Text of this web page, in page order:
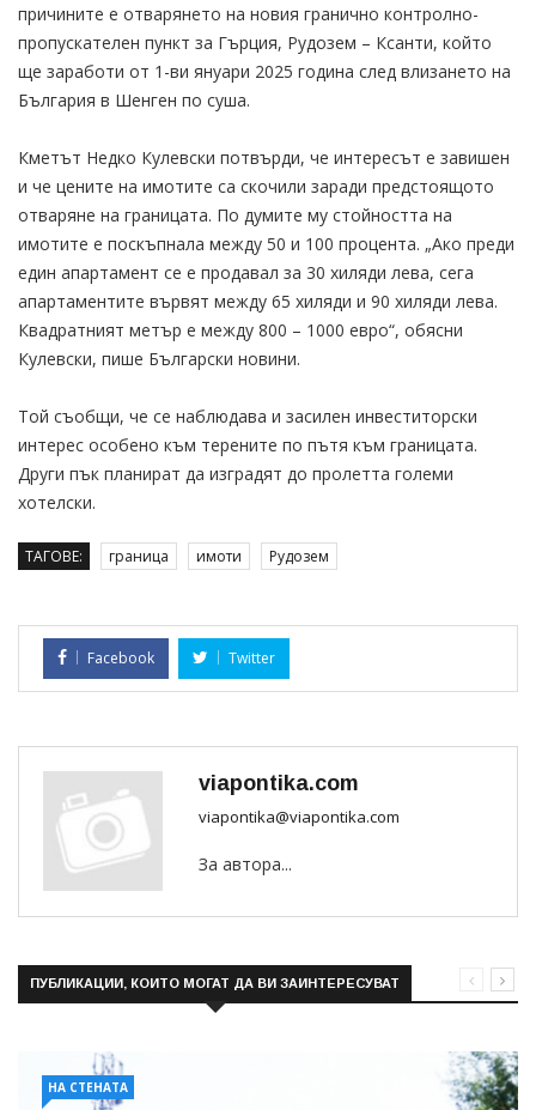
причините е отварянето на новия гранично контролно-
пропускателен пункт за Гърция, Рудозем – Ксанти, който
ще заработи от 1-ви януари 2025 година след влизането на
България в Шенген по суша.
Кметът Недко Кулевски потвърди, че интересът е завишен
и че цените на имотите са скочили заради предстоящото
отваряне на границата. По думите му стойността на
имотите е поскъпнала между 50 и 100 процента. „Ако преди
един апартамент се е продавал за 30 хиляди лева, сега
апартаментите вървят между 65 хиляди и 90 хиляди лева.
Квадратният метър е между 800 – 1000 евро“, обясни
Кулевски, пише Български новини.
Той съобщи, че се наблюдава и засилен инвеститорски
интерес особено към терените по пътя към границата.
Други пък планират да изградят до пролетта големи
хотелски.
ТАГОВЕ: граница имоти Рудозем
Facebook Twitter
viapontika.com
viapontika@viapontika.com
За автора...
ПУБЛИКАЦИИ, КОИТО МОГАТ ДА ВИ ЗАИНТЕРЕСУВАТ
НА СТЕНАТА